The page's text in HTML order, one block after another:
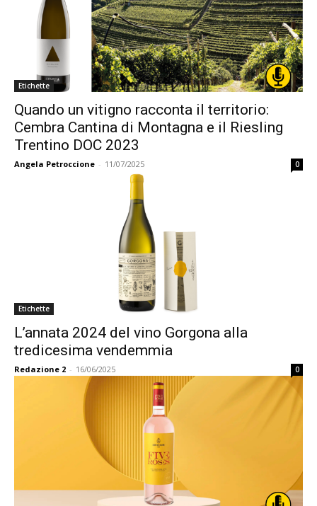
Etichette
Quando un vitigno racconta il territorio:
Cembra Cantina di Montagna e il Riesling
Trentino DOC 2023
Angela Petroccione - 11/07/2025 0
Etichette
L’annata 2024 del vino Gorgona alla
tredicesima vendemmia
Redazione 2 - 16/06/2025 0